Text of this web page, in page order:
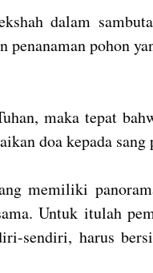
dalam
penanaman pohon
maka tepat
doa kepada
memiliki
Untuk itulah
sendiri, harus